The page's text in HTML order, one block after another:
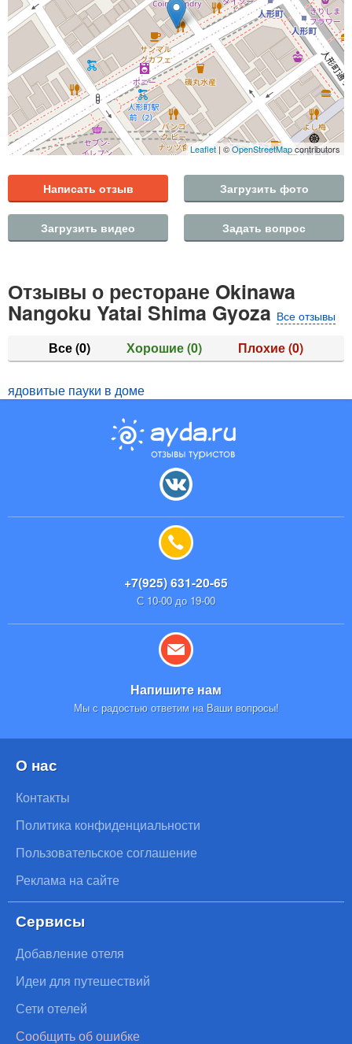
Leaflet | ©OpenStreetMapcontributors
Написать отзыв Загрузить фото
Загрузить видео Задать вопрос
Отзывы о ресторане Okinawa
Nangoku Yatai Shima Gyoza Все отзывы
Все(0) Хорошие(0) Плохие(0)
ядовитые пауки в доме
+7(925) 631-20-65
С 10-00 до 19-00
Напишите нам
Мы с радостью ответим на Ваши вопросы!
О нас
Контакты
Политика конфиденциальности
Пользовательское соглашение
Реклама на сайте
Сервисы
Добавление отеля
Идеи для путешествий
Сети отелей
Сообщить об ошибке